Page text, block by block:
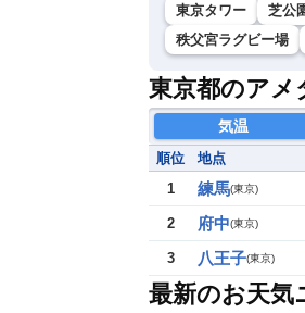
東京タワー 芝公
秩父宮ラグビー場
東京都のア
気温
順位 地点
1
練馬(東京)
2 府中(東京)
3 八王子(東京)
最新のお天気